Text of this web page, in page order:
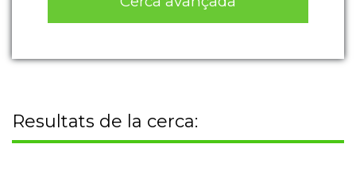
Resultats de la cerca: